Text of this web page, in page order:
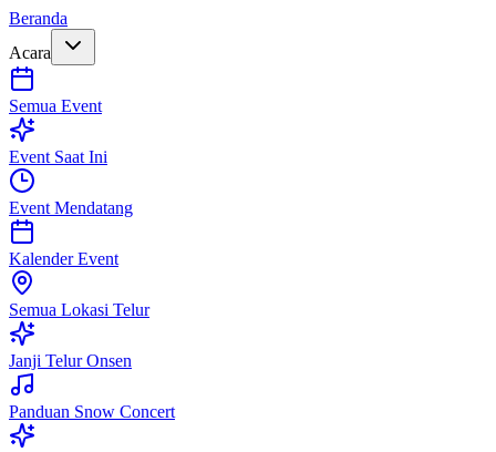
Beranda
Acara
Semua Event
Event Saat Ini
Event Mendatang
Kalender Event
Semua Lokasi Telur
Janji Telur Onsen
Panduan Snow Concert